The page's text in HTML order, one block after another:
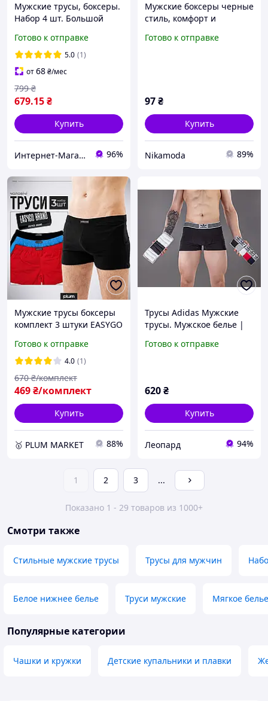
Мужские трусы, боксеры.
Набор 4 шт. Большой
Готово к отправке
5.0 (1)
от68₴/мес
679.15₴
799 ₴
Купить
Интернет-Магазин "Uniqum Style". Создай свой уникальный стиль! 96%
Мужские боксеры черные
стиль, комфорт и
день XL Черный
Готово к отправке
97₴
Купить
Nikamoda 89%
Мужские трусы боксеры
комплект 3 штуки EASYGO
эластаном | Нижнее
бельё для мужчин
Готово к отправке
4.0 (1)
469₴/комплект
670 ₴/комплект
Купить
🥇 PLUM MARKET 88%
Трусы Adidas Мужские
трусы. Мужское белье |
мужских трусов Адидас,
Готово к отправке
620₴
Купить
Леопард 94%
1 2 3 ...
Показано 1 - 29 товаров из 1000+
Смотри также
Стильные мужские трусы Трусы для мужчин
Белое нижнее белье Труси мужские Мягкое
Популярные категории
Чашки и кружки Детские купальники и плавки